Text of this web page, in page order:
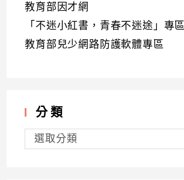
教育部因才網
「不迷小紅書，青春不迷途」專區
教育部兒少網路防護軟體專區
分類
分
類選取分類